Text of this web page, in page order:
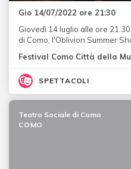
Gio 14/07/2022 ore 21:30
Giovedì 14 luglio alle ore
di Como, l'Oblivion Summer
Festival Como Città della
SPETTACOLI
Teatro Sociale di Como
COMO